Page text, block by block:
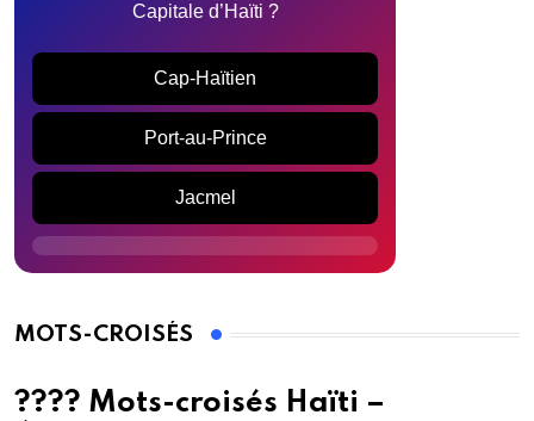
Capitale d’Haïti ?
Cap-Haïtien
Port-au-Prince
Jacmel
MOTS-CROISÉS
???? Mots-croisés Haïti –